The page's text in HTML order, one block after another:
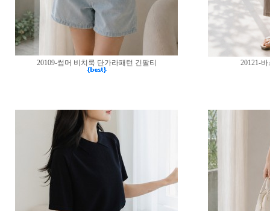
20109-썸머 비치룩 단가라패턴 긴팔티 20121-